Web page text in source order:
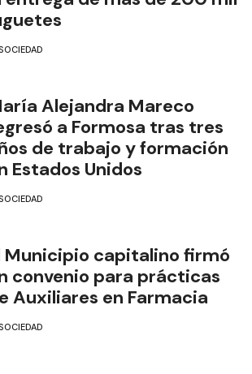
SOCIEDAD
Alejandra Mareco
a Formosa tras tres
de trabajo y formación
Estados Unidos
SOCIEDAD
Municipio capitalino firmó
convenio para prácticas
Auxiliares en Farmacia
SOCIEDAD